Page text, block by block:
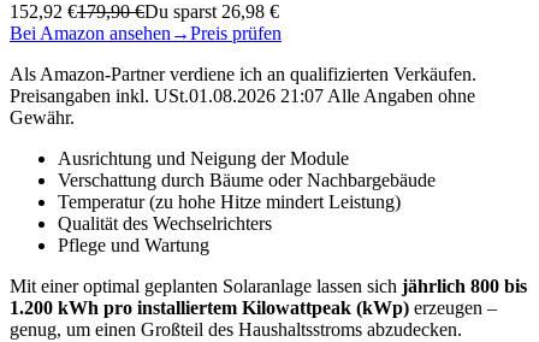
152,92 €179,90 €Du sparst 26,98 €
Bei Amazon ansehen →Preis prüfen
Als Amazon-Partner verdiene ich an qualifizierten Verkäufen.
Preisangaben inkl. USt.01.08.2026 21:07 Alle Angaben ohne
Gewähr.
Ausrichtung und Neigung der Module
Verschattung durch Bäume oder Nachbargebäude
Temperatur (zu hohe Hitze mindert Leistung)
Qualität des Wechselrichters
Pflege und Wartung
Mit einer optimal geplanten Solaranlage lassen sich jährlich 800 bis
1.200 kWh pro installiertem Kilowattpeak (kWp) erzeugen –
genug, um einen Großteil des Haushaltsstroms abzudecken.